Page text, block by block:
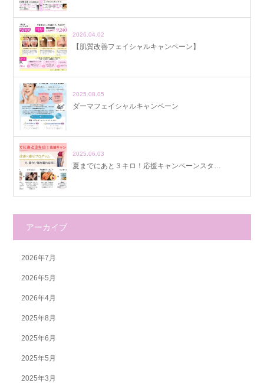
2026.04.02
【肌質改善フェイシャルキャンペーン】
2025.08.05
ダーマフェイシャルキャンペーン
2025.06.03
夏までにあと３キロ！応援キャンペーンスタ…
アーカイブ
2026年7月
2026年5月
2026年4月
2025年8月
2025年6月
2025年5月
2025年3月